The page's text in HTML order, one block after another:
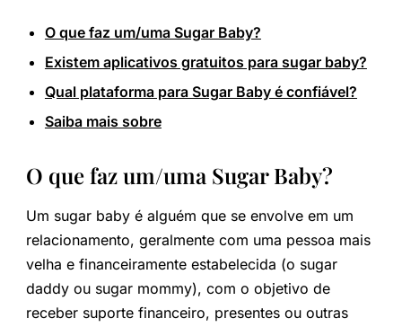
O que faz um/uma Sugar Baby?
Existem aplicativos gratuitos para sugar baby?
Qual plataforma para Sugar Baby é confiável?
Saiba mais sobre
O que faz um/uma Sugar Baby?
Um sugar baby é alguém que se envolve em um
relacionamento, geralmente com uma pessoa mais
velha e financeiramente estabelecida (o sugar
daddy ou sugar mommy), com o objetivo de
receber suporte financeiro, presentes ou outras